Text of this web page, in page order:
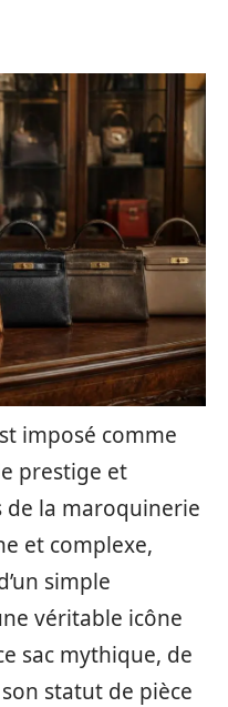
imposé comme
prestige et
de la maroquinerie
et complexe,
simple
véritable icône
sac mythique, de
statut de pièce